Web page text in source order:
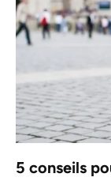
5 conseils